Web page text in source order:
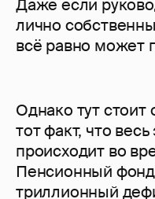
Даже если
лично
всё равно может
Однако тут стоит
тот факт, что
происходит во
Пенсионный
триллионный